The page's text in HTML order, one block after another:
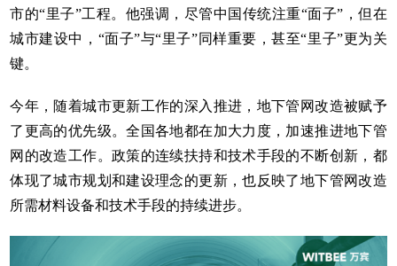
市的“里子”工程。他强调，尽管中国传统注重“面子”，但在
城市建设中，“面子”与“里子”同样重要，甚至“里子”更为关
键。
今年，随着城市更新工作的深入推进，地下管网改造被赋予
了更高的优先级。全国各地都在加大力度，加速推进地下管
网的改造工作。政策的连续扶持和技术手段的不断创新，都
体现了城市规划和建设理念的更新，也反映了地下管网改造
所需材料设备和技术手段的持续进步。